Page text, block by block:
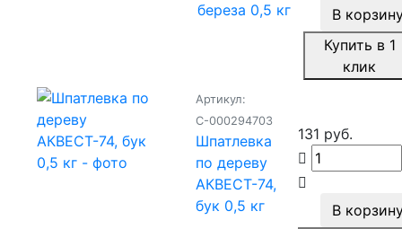
береза 0,5 кг
В
Купить в 1
клик
Артикул:
С-000294703
Шпатлевка
по дереву
АКВЕСТ-74,
бук 0,5 кг
131 руб.
В